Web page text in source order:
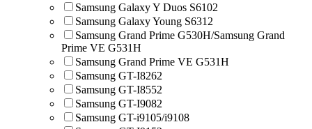
Samsung Galaxy Y Duos S6102
Samsung Galaxy Young S6312
Samsung Grand Prime G530H/Samsung Grand
Prime VE G531H
Samsung Grand Prime VE G531H
Samsung GT-I8262
Samsung GT-I8552
Samsung GT-I9082
Samsung GT-i9105/i9108